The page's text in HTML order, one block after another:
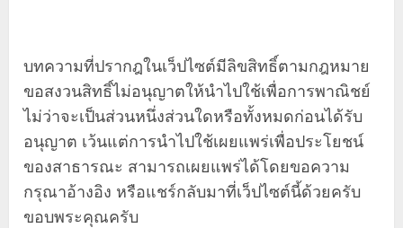
บทความที่ปรากฎในเว็ปไซต์มีลิขสิทธิ์ตามกฎหมาย
ขอสงวนสิทธิ์ไม่อนุญาตให้นำไปใช้เพื่อการพาณิชย์
ไม่ว่าจะเป็นส่วนหนึ่งส่วนใดหรือทั้งหมดก่อนได้รับ
อนุญาต เว้นแต่การนำไปใช้เผยแพร่เพื่อประโยชน์
ของสาธารณะ สามารถเผยแพร่ได้โดยขอความ
กรุณาอ้างอิง หรือแชร์กลับมาที่เว็ปไซต์นี้ด้วยครับ
ขอบพระคุณครับ